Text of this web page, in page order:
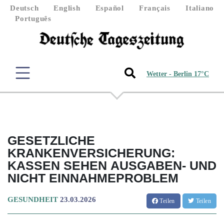
Deutsch English Español Français
Italiano
Português
Wetter - Berlin 17°C
GESETZLICHE
KRANKENVERSICHERUNG:
KASSEN SEHEN AUSGABEN- UND
NICHT EINNAHMEPROBLEM
GESUNDHEIT 23.03.2026 Teilen Teilen